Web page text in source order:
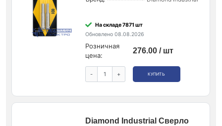
На складе 7871 шт
Обновлено 08.08.2026
Розничная
цена:
276.00 / шт
- + КУПИТЬ
Diamond Industrial Сверло